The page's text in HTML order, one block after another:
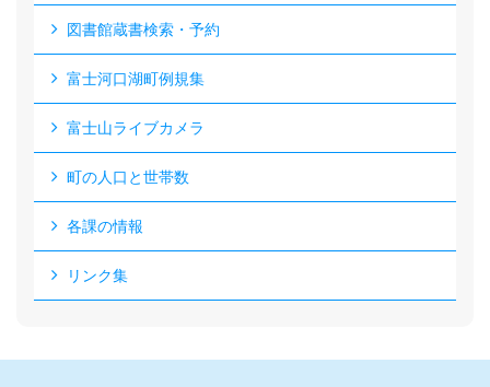
図書館蔵書検索・予約
富士河口湖町例規集
富士山ライブカメラ
町の人口と世帯数
各課の情報
リンク集